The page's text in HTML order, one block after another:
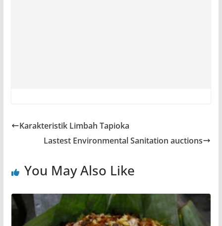
Karakteristik Limbah Tapioka
Lastest Environmental Sanitation auctions
You May Also Like